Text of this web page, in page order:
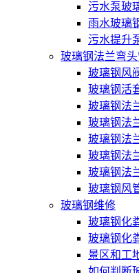
污水泵玻
雨水玻璃
污水提升
玻璃钢法兰弯
玻璃钢风
玻璃钢活
玻璃钢法
玻璃钢法
玻璃钢法
玻璃钢法
玻璃钢法
玻璃钢风
玻璃钢维修
玻璃钢化
玻璃钢化
景区和工